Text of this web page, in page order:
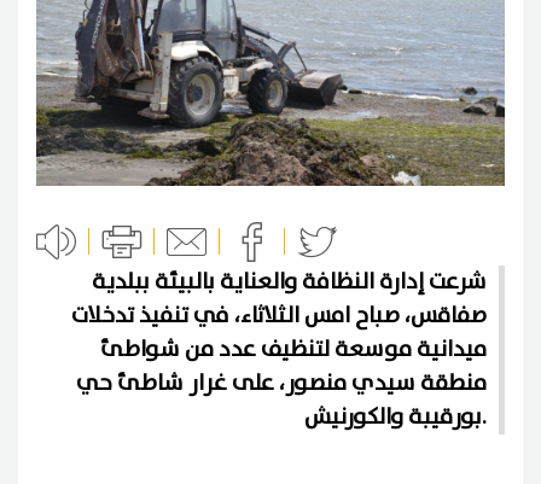
شرعت إدارة النظافة والعناية بالبيئة ببلدية
صفاقس، صباح امس الثلاثاء، في تنفيذ تدخلات
ميدانية موسعة لتنظيف عدد من شواطئ
منطقة سيدي منصور، على غرار شاطئ حي
بورقيبة والكورنيش.